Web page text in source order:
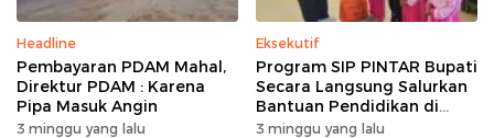
Headline
Pembayaran PDAM Mahal,
Direktur PDAM : Karena
Pipa Masuk Angin
3 minggu yang lalu
Eksekutif
Program SIP PINTAR Bupati
Secara Langsung Salurkan
Bantuan Pendidikan di
Desa Mampuak ll
3 minggu yang lalu